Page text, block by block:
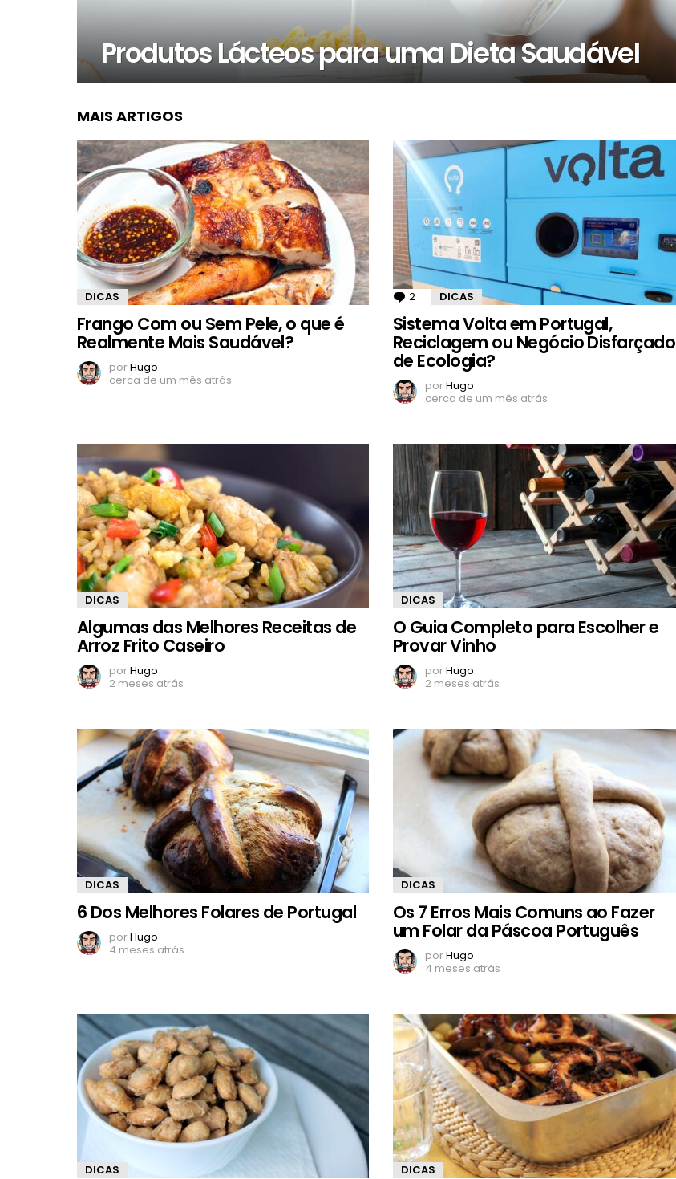
Produtos Lácteos para uma Dieta Saudável
MAIS ARTIGOS
DICAS
Frango Com ou Sem Pele, o que é
Realmente Mais Saudável?
porHugo
cerca de um mês atrás
2 Comentários
DICAS
Sistema Volta em Portugal,
Reciclagem ou Negócio Disfarçado
de Ecologia?
porHugo
cerca de um mês atrás
DICAS
Algumas das Melhores Receitas de
Arroz Frito Caseiro
porHugo
2 meses atrás
DICAS
O Guia Completo para Escolher e
Provar Vinho
porHugo
2 meses atrás
DICAS
6 Dos Melhores Folares de Portugal
porHugo
4 meses atrás
DICAS
Os 7 Erros Mais Comuns ao Fazer
um Folar da Páscoa Português
porHugo
4 meses atrás
DICAS DICAS